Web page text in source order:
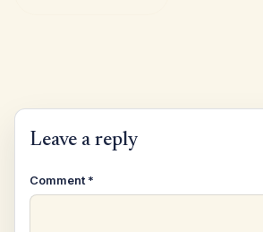
Leave a reply
Comment *